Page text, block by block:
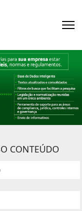
CONTEÚDO